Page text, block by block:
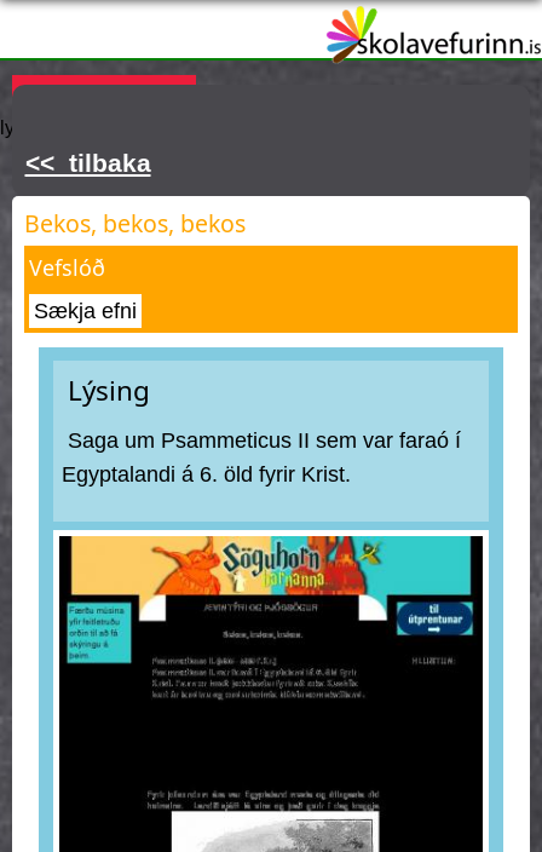
main
lykilorð
Þú ert hér
<< tilbaka
Bekos, bekos, bekos
Vefslóð
Sækja efni
Lýsing
Saga um Psammeticus II sem var faraó í
Egyptalandi á 6. öld fyrir Krist.